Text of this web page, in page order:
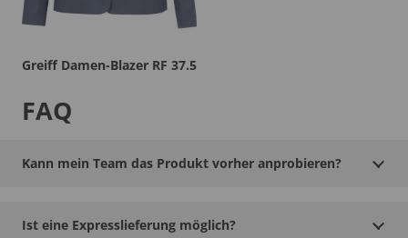
Greiff Damen-Blazer RF 37.5
FAQ
Kann mein Team das Produkt vorher anprobieren?
Ist eine Expresslieferung möglich?